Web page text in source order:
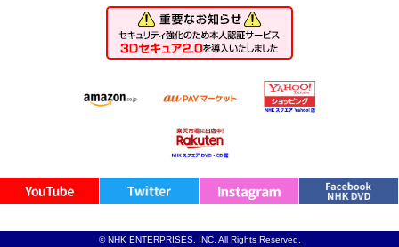
© NHK ENTERPRISES, INC. All Rights Reserved.